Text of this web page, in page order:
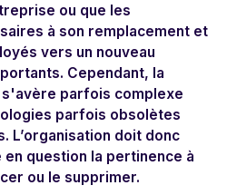
ou que les
à son remplacement et
vers un nouveau
Cependant, la
s'avère parfois complexe
parfois obsolètes
L’organisation doit donc
question la pertinence à
ou le supprimer.